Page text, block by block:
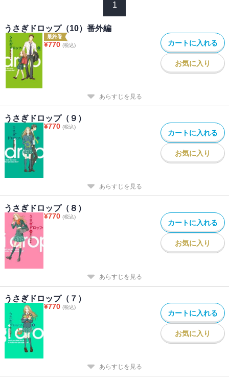
1
うさぎドロップ（10）番外編
最終巻
¥770 (税込) カートに入れる
お気に入り
あらすじを見る
うさぎドロップ（９）
¥770 (税込)
カートに入れる
お気に入り
あらすじを見る
うさぎドロップ（８）
¥770 (税込)
カートに入れる
お気に入り
あらすじを見る
うさぎドロップ（７）
¥770 (税込)
カートに入れる
お気に入り
あらすじを見る